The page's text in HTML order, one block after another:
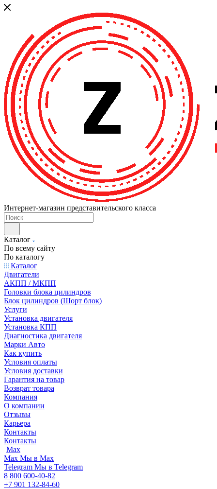
Интернет-магазин представительского класса
Каталог
По всему сайту
По каталогу
Каталог
Двигатели
АКПП / МКПП
Головки блока цилиндров
Блок цилиндров (Шорт блок)
Услуги
Установка двигателя
Установка КПП
Диагностика двигателя
Марки Авто
Как купить
Условия оплаты
Условия доставки
Гарантия на товар
Возврат товара
Компания
О компании
Отзывы
Карьера
Контакты
Контакты
Max
Max Мы в Max
Telegram Мы в Telegram
8 800 600-40-82
+7 901 132-84-60